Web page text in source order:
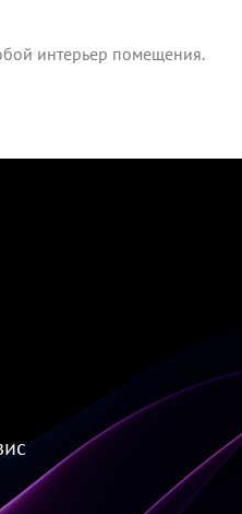
интерьер помещения.